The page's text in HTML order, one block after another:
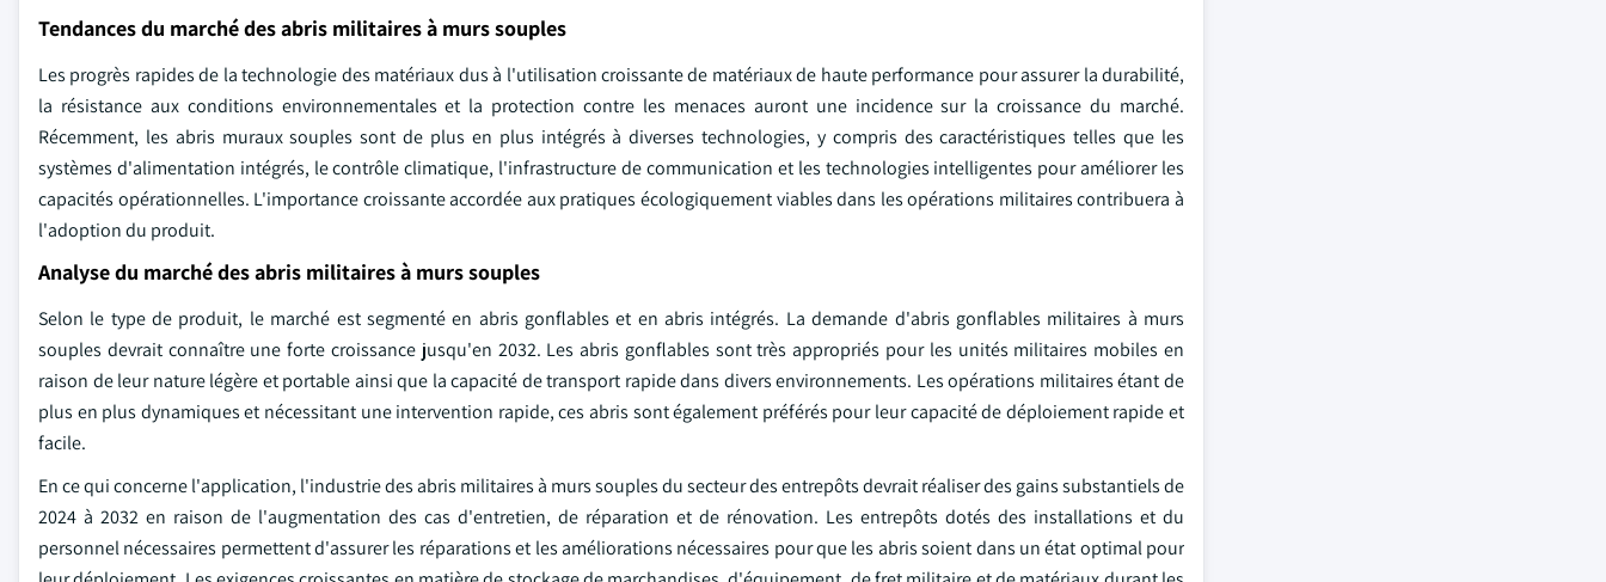
Tendances du marché des abris militaires à murs souples
Les progrès rapides de la technologie des matériaux dus à l'utilisation croissante de matériaux de haute performance pour assurer la durabilité,
la résistance aux conditions environnementales et la protection contre les menaces auront une incidence sur la croissance du marché.
Récemment, les abris muraux souples sont de plus en plus intégrés à diverses technologies, y compris des caractéristiques telles que les
systèmes d'alimentation intégrés, le contrôle climatique, l'infrastructure de communication et les technologies intelligentes pour améliorer les
capacités opérationnelles. L'importance croissante accordée aux pratiques écologiquement viables dans les opérations militaires contribuera à
l'adoption du produit.
Analyse du marché des abris militaires à murs souples
Selon le type de produit, le marché est segmenté en abris gonflables et en abris intégrés. La demande d'abris gonflables militaires à murs
souples devrait connaître une forte croissance jusqu'en 2032. Les abris gonflables sont très appropriés pour les unités militaires mobiles en
raison de leur nature légère et portable ainsi que la capacité de transport rapide dans divers environnements. Les opérations militaires étant de
plus en plus dynamiques et nécessitant une intervention rapide, ces abris sont également préférés pour leur capacité de déploiement rapide et
facile.
En ce qui concerne l'application, l'industrie des abris militaires à murs souples du secteur des entrepôts devrait réaliser des gains substantiels de
2024 à 2032 en raison de l'augmentation des cas d'entretien, de réparation et de rénovation. Les entrepôts dotés des installations et du
personnel nécessaires permettent d'assurer les réparations et les améliorations nécessaires pour que les abris soient dans un état optimal pour